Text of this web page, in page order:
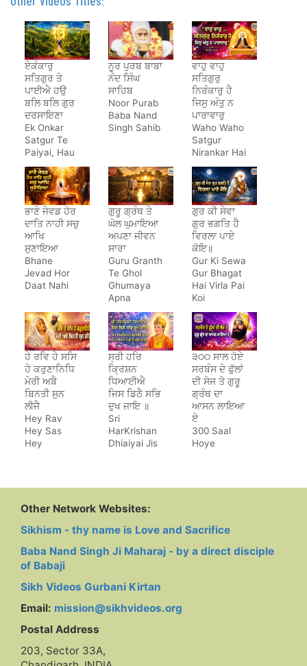
ਏਕੰਕਾਰੁ
ਸਤਿਗੁਰ ਤੇ
ਪਾਈਐ ਹਉ
ਬਲਿ ਬਲਿ ਗੁਰ
ਦਰਸਾਇਣਾ
Ek Onkar
Satgur Te
Paiyai, Hau
Bal Bal Gur
Darsayena
ਨੂਰ ਪੁਰਬ ਬਾਬਾ
ਨੰਦ ਸਿੰਘ
ਸਾਹਿਬ
Noor Purab
Baba Nand
Singh Sahib
ਵਾਹੁ ਵਾਹੁ
ਸਤਿਗੁਰੁ
ਨਿਰੰਕਾਰੁ ਹੈ
ਜਿਸੁ ਅੰਤੁ ਨ
ਪਾਰਾਵਾਰੁ
Waho Waho
Satgur
Nirankar Hai
ਭਾਣੇ ਜੇਵਡ ਹੋਰ
ਦਾਤਿ ਨਾਹੀ ਸਚੁ
ਆਖਿ
ਸੁਣਾਇਆ
Bhane
Jevad Hor
Daat Nahi
ਗੁਰੂ ਗ੍ਰੰਥ ਤੇ
ਘੋਲ ਘੁਮਾਇਆ
ਅਪਣਾ ਜੀਵਨ
ਸਾਰਾ
Guru Granth
Te Ghol
Ghumaya
Apna
Jeewan
Saara
ਗੁਰ ਕੀ ਸੇਵਾ
ਗੁਰ ਭਗਤਿ ਹੈ
ਵਿਰਲਾ ਪਾਏ
ਕੋਇ॥
Gur Ki Sewa
Gur Bhagat
Hai Virla Pai
Koi
ਹੇ ਰਵਿ ਹੇ ਸਸਿ
ਹੇ ਕਰੁਣਾਨਿਧਿ
ਮੇਰੀ ਅਬੈ
ਬਿਨਤੀ ਸੁਨ
ਲੀਜੈ
Hey Rav
Hey Sas
Hey
ਸ੍ਰੀ ਹਰਿ
ਕ੍ਰਿਸ਼ਨ
ਧਿਆਈਐ
ਜਿਸ ਡਿਠੈ ਸਭਿ
ਦੁਖ ਜਾਇ ॥
Sri
HarKrishan
Dhiaiyai Jis
੩੦੦ ਸਾਲ ਹੋਏ
ਸਰਬੰਸ ਦੇ ਫੁੱਲਾਂ
ਦੀ ਸੇਜ ਤੇ ਗੁਰੂ
ਗ੍ਰੰਥ ਦਾ
ਆਸਨ ਲਾਇਆ
ਏ
300 Saal
Hoye
Other Network Websites:
Sikhism - thy name is Love and Sacrifice
Baba Nand Singh Ji Maharaj - by a direct disciple
of Babaji
Sikh Videos Gurbani Kirtan
Email: mission@sikhvideos.org
Postal Address
203, Sector 33A,